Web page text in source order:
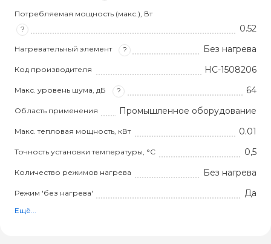
Потребляемая мощность (макс.), Вт
?
0.52
Нагревательный элемент ? Без нагрева
Код производителя НС-1508206
Макс. уровень шума, дБ ? 64
Область применения Промышленное оборудование
Макс. тепловая мощность, кВт 0.01
Точность установки температуры, °С 0,5
Количество режимов нагрева Без нагрева
Режим 'без нагрева' Да
Ещё...